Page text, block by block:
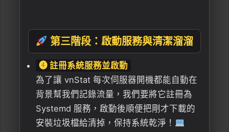
第三階段：啟動服務與清潔溜溜
❹ 註冊系統服務並啟動
為了讓 vnStat 每次伺服器開機都能自動在
背景幫我們記錄流量，我們要將它註冊為
Systemd 服務，啟動後順便把剛才下載的
安裝垃圾檔給清掉，保持系統乾淨！